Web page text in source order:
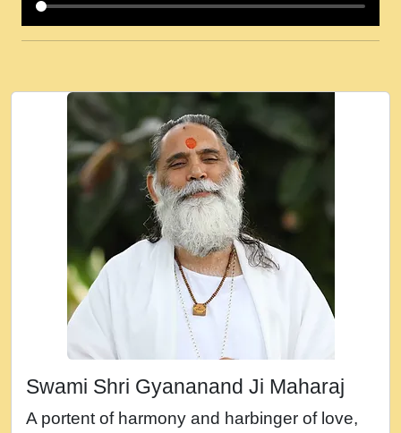
कई पकड क मर हथ र मह वदवन पहच दय! मह जन
Ki - Krishna Bhajan - New Bhajan 2020
#Ishwar Bhakti.mp3
जब से गीता ज्ञान पाया मैं बड़ी मस्ती में हूँ । 2018 -
Rishikesh - Ratan Ji Rasik.mp3
तन हल दल द सनव मड उतत सर रख क, नल रव त
गल लग जव त सर उतत हथ रख द!.mp3
तू कर प्रीतम से प्रीत, यूहीं दिन बीतते जाते हैं ।
2018 - Rishikesh - Swami Gyananand Ji
Maharaj.mp3
न म गवद गपल गद फर, पयर महन न रझद फर! shri
नह भरस रह लडडल... अपन खट करम क !!!! मह दद
सहर चरण क .....mp3
Swami Shri Gyananand Ji Maharaj
A portent of harmony and harbinger of love,